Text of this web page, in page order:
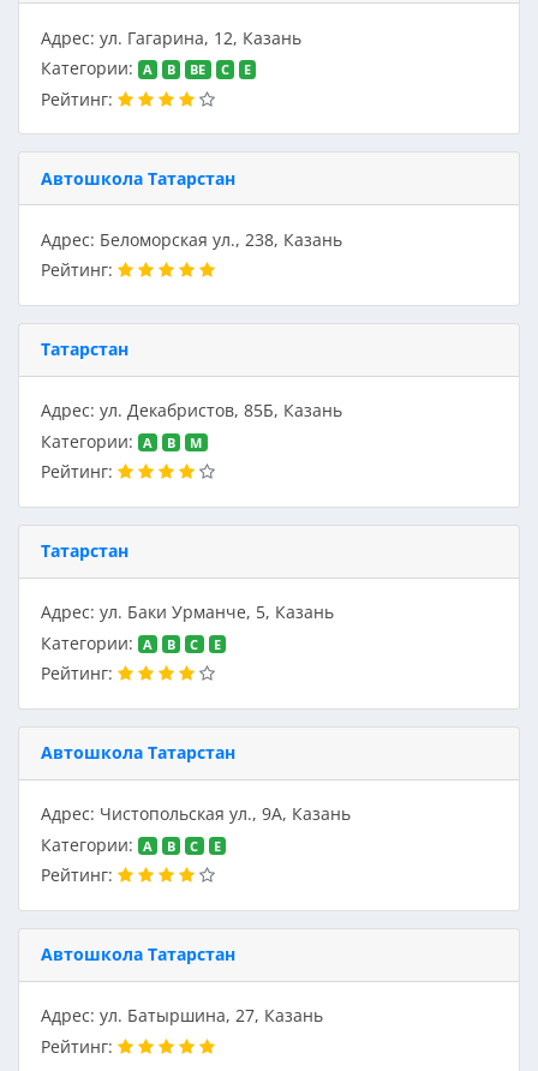
Адрес: ул. Гагарина, 12, Казань
Категории:
A B BE C E
Рейтинг:
Автошкола Татарстан
Адрес: Беломорская ул., 238, Казань
Рейтинг:
Татарстан
Адрес: ул. Декабристов, 85Б, Казань
Категории:
A B M
Рейтинг:
Татарстан
Адрес: ул. Баки Урманче, 5, Казань
Категории:
A B C E
Рейтинг:
Автошкола Татарстан
Адрес: Чистопольская ул., 9А, Казань
Категории:
A B C E
Рейтинг:
Автошкола Татарстан
Адрес: ул. Батыршина, 27, Казань
Рейтинг: